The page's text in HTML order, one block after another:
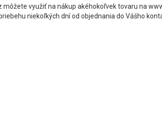
môžete využiť na nákup akéhokoľvek tovaru na
niekoľkých dní od objednania do Vášho